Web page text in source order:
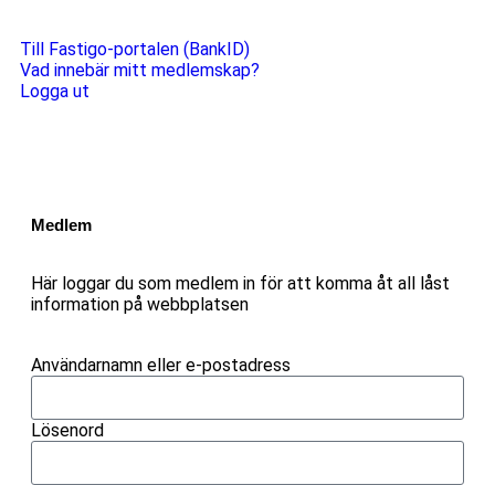
Till Fastigo-portalen (BankID)
Vad innebär mitt medlemskap?
Logga ut
Medlem
Här loggar du som medlem in för att komma åt all låst
information på webbplatsen
Användarnamn eller e-postadress
Lösenord